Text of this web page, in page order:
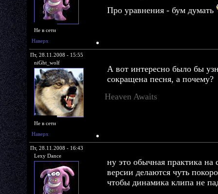
Не в сети
Про уравнения - бум думать
Наверх
Пт, 28.11.2008 - 15:55
niGht_wolf
Не в сети
А вот интересно было бы
сокращена песня, а почему?
Heaven Awaits
Наверх
Пт, 28.11.2008 - 16:43
Lexy Dance
ну это обычная практика на
версии делаются чуть
чтобы динамика клипа не